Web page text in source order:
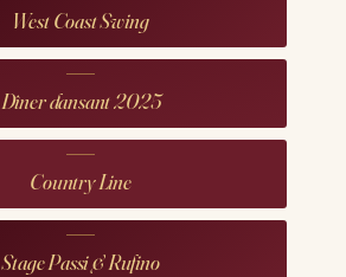
West Coast Swing
Dîner dansant 2025
Country Line
Stage Passi & Rufino